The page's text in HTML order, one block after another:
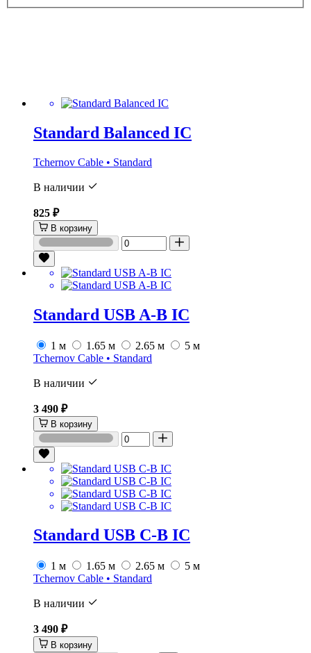
Standard Balanced IC
Tchernov Cable • Standard
В наличии
825 ₽
В корзину
Standard USB A-B IC
1 м 1.65 м 2.65 м
5 м
Tchernov Cable • Standard
В наличии
3 490 ₽
В корзину
Standard USB C-B IC
1 м 1.65 м 2.65 м
5 м
Tchernov Cable • Standard
В наличии
3 490 ₽
В корзину